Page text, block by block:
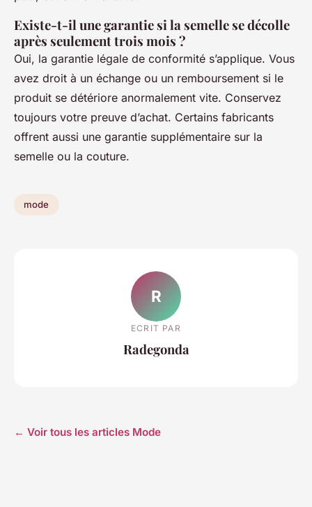
Existe-t-il une garantie si la semelle se décolle
après seulement trois mois ?
Oui, la garantie légale de conformité s’applique. Vous
avez droit à un échange ou un remboursement si le
produit se détériore anormalement vite. Conservez
toujours votre preuve d’achat. Certains fabricants
offrent aussi une garantie supplémentaire sur la
semelle ou la couture.
mode
R
ECRIT PAR
Radegonda
← Voir tous les articles Mode